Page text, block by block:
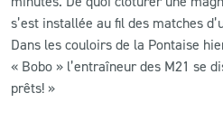
PRESSE ET MEDIAS
s’est installée au fil des matches
Dans les couloirs de la Pontaise
« Bobo » l’entraîneur des M21 se
prêts! »